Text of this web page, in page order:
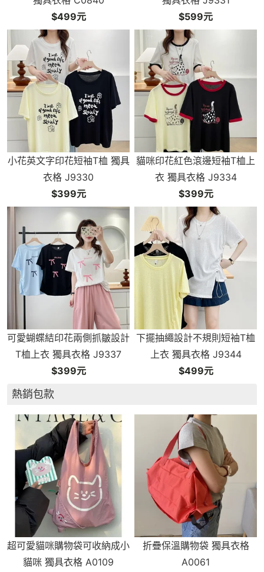
$499元
$599元
小花英文字印花短袖T桖 獨具
衣格 J9330
$399元
貓咪印花紅色滾邊短袖T桖上
衣 獨具衣格 J9334
$399元
可愛蝴蝶結印花兩側抓皺設計
T桖上衣 獨具衣格 J9337
$399元
下擺抽繩設計不規則短袖T桖
上衣 獨具衣格 J9344
$499元
熱銷包款
超可愛貓咪購物袋可收納成小
貓咪 獨具衣格 A0109
折疊保溫購物袋 獨具衣格
A0061